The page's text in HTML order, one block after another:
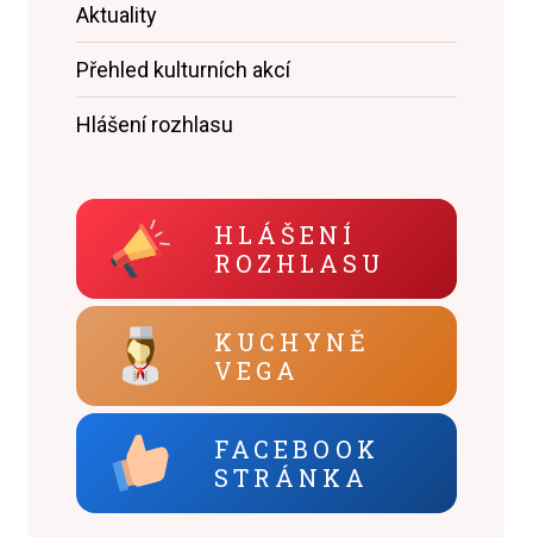
Aktuality
Přehled kulturních akcí
Hlášení rozhlasu
HLÁŠENÍ
ROZHLASU
KUCHYNĚ
VEGA
FACEBOOK
STRÁNKA